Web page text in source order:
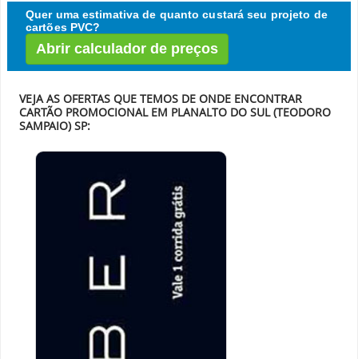
Quer uma estimativa de quanto custará seu projeto de
cartões PVC?
Abrir calculador de preços
VEJA AS OFERTAS QUE TEMOS DE ONDE ENCONTRAR
CARTÃO PROMOCIONAL EM PLANALTO DO SUL (TEODORO
SAMPAIO) SP: